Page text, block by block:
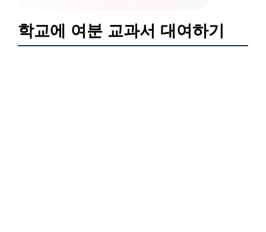
학교에 여분 교과서 대여하기